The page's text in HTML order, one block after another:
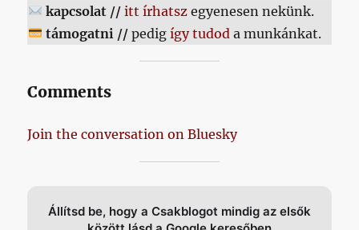
kapcsolat // itt írhatszegyenesen nekünk.
támogatni //pedig így tudod a munkánkat.
Comments
Join the conversation on Bluesky
Állítsd be, hogy a Csakblogot mindig az elsők